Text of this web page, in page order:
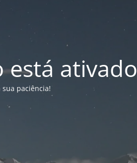
ativado
paciência!